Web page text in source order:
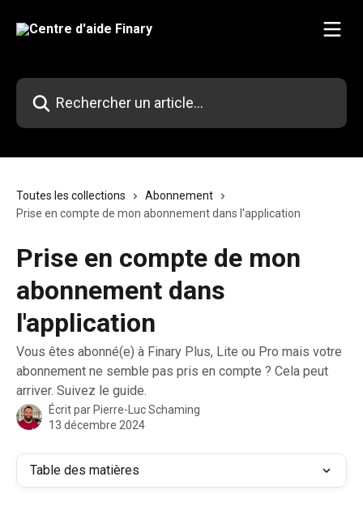
Rechercher un article...
Toutes les collections
Abonnement
Prise en compte de mon abonnement dans l'application
Prise en compte de mon
abonnement dans
l'application
Vous êtes abonné(e) à Finary Plus, Lite ou Pro mais votre
abonnement ne semble pas pris en compte ? Cela peut
arriver. Suivez le guide.
Écrit par Pierre-Luc Schaming
13 décembre 2024
Table des matières